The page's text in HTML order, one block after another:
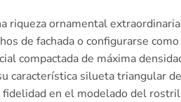
riqueza ornamental
de fachada o configurarse
compactada de máxima
característica silueta triangular
en el modelado del